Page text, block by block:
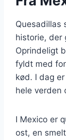
Quesadillas
historie, der
Oprindeligt
fyldt med
kød. I dag
hele verden
I Mexico er
ost, en